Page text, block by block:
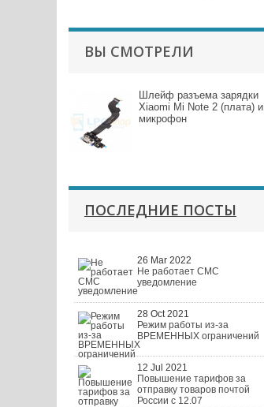
ВЫ СМОТРЕЛИ
Шлейф разъема зарядки
Xiaomi Mi Note 2 (плата) и
микрофон
ПОСЛЕДНИЕ ПОСТЫ
26 Mar 2022
Не работает СМС
уведомление
28 Oct 2021
Режим работы из-за
ВРЕМЕННЫХ ограничений
12 Jul 2021
Повышение тарифов за
отправку товаров почтой
России с 12.07